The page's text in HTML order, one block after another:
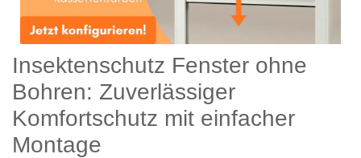
Insektenschutz Fenster ohne
Bohren: Zuverlässiger
Komfortschutz mit einfacher
Montage